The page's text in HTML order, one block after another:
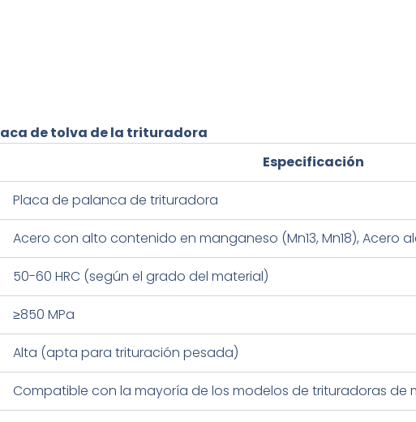
de tolva de la trituradora
Especificación
Placa de palanca de trituradora
Acero con alto contenido en manganeso (Mn13, Mn18), Acero
50-60 HRC (según el grado del material)
≥850 MPa
Alta (apta para trituración pesada)
Compatible con la mayoría de los modelos de trituradoras de